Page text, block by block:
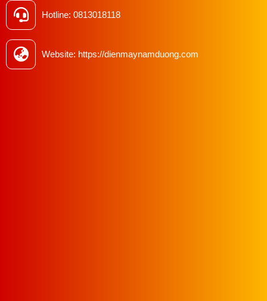
Hotline: 0813018118
Website: https://dienmaynamduong.com